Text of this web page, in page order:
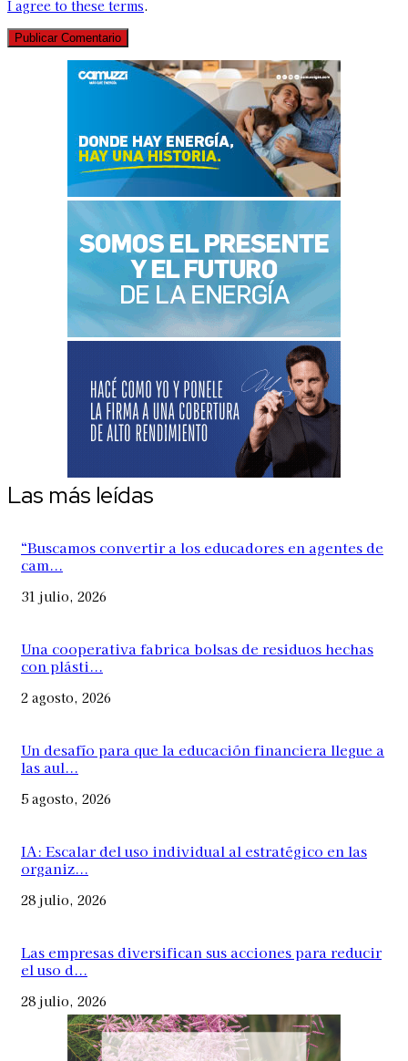
I agree to these terms.
Las más leídas
“Buscamos convertir a los educadores en agentes de
cam...
31 julio, 2026
Una cooperativa fabrica bolsas de residuos hechas
con plásti...
2 agosto, 2026
Un desafío para que la educación financiera llegue a
las aul...
5 agosto, 2026
IA: Escalar del uso individual al estratégico en las
organiz...
28 julio, 2026
Las empresas diversifican sus acciones para reducir
el uso d...
28 julio, 2026